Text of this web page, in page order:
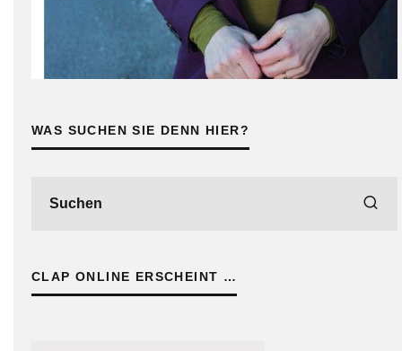
WAS SUCHEN SIE DENN HIER?
CLAP ONLINE ERSCHEINT …